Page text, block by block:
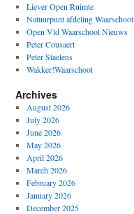
Liever Open Ruimte
Natuurpunt afdeling Waarschoot
Open Vld Waarschoot Nieuws
Peter Cousaert
Peter Staelens
Wakker!Waarschoot
Archives
August 2026
July 2026
June 2026
May 2026
April 2026
March 2026
February 2026
January 2026
December 2025